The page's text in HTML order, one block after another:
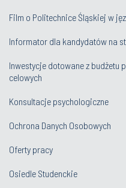
Film o Politechnice Śląskiej w
Informator dla kandydatów na
Inwestycje dotowane z budżetu
celowych
Konsultacje psychologiczne
Ochrona Danych Osobowych
Oferty pracy
Osiedle Studenckie